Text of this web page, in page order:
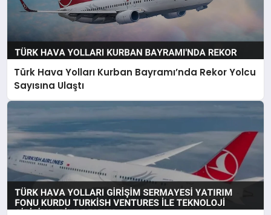
Türk Hava Yolları Kurban Bayramı’nda Rekor Yolcu
Sayısına Ulaştı